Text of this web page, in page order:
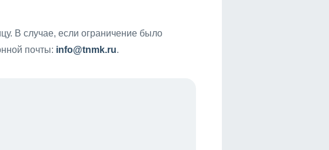
В случае, если ограничение было
почты: info@tnmk.ru.